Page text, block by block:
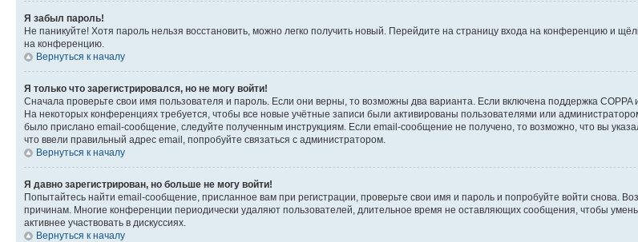
Я забыл пароль!
Не паникуйте! Хотя пароль нельзя восстановить, можно легко получить новый. Перейдите на страницу входа на конференцию и
на конференцию.
Вернуться к началу
Я только что зарегистрировался, но не могу войти!
Сначала проверьте свои имя пользователя и пароль. Если они верны, то возможны два варианта. Если включена поддержка
На некоторых конференциях требуется, чтобы все новые учётные записи были активированы пользователями или
было прислано email-сообщение, следуйте полученным инструкциям. Если email-сообщение не получено, то возможно, что вы
что ввели правильный адрес email, попробуйте связаться с администратором.
Вернуться к началу
Я давно зарегистрирован, но больше не могу войти!
Попытайтесь найти email-сообщение, присланное вам при регистрации, проверьте свои имя и пароль и попробуйте войти снова.
причинам. Многие конференции периодически удаляют пользователей, длительное время не оставляющих сообщения, чтобы
активнее участвовать в дискуссиях.
Вернуться к началу